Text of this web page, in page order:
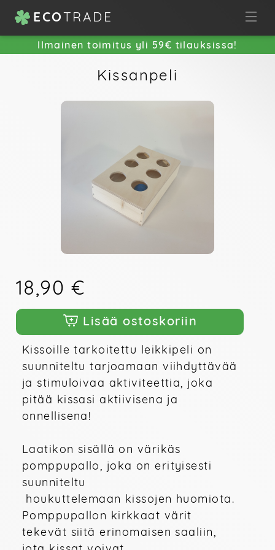
ECOTRADE
Ilmainen toimitus yli 59€ tilauksissa!
Kissanpeli
18,90 €
Lisää ostoskoriin
Kissoille tarkoitettu leikkipeli on
suunniteltu tarjoamaan viihdyttävää
ja stimuloivaa aktiviteettia, joka
onnellisena!
Laatikon sisällä on värikäs
pomppupallo, joka on erityisesti
suunniteltu
Pomppupallon kirkkaat värit
tekevät siitä erinomaisen saaliin,